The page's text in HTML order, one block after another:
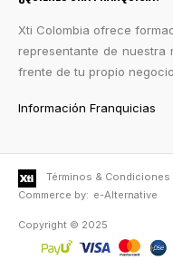
Xti Colombia ofrece
representante de
frente de tu propio
Información Franquicias
Términos & Condiciones
Commerce by: e-Alternative
Copyright © 2025